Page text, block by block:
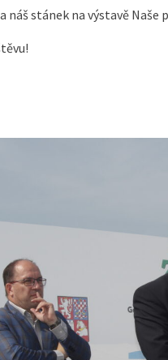
náš stánek na výstavě